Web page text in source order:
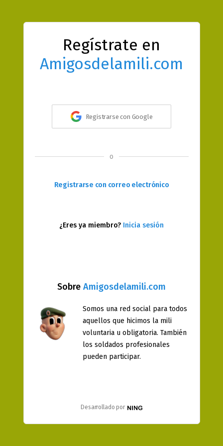
Regístrate en
Amigosdelamili.com
Sobre Amigosdelamili.com
Somos una red social para todos
aquellos que hicimos la mili
voluntaria u obligatoria. También
los soldados profesionales
pueden participar.
Desarrollado por
Registrarse con Google
o
Registrarse con correo electrónico
¿Eres ya miembro? Inicia sesión